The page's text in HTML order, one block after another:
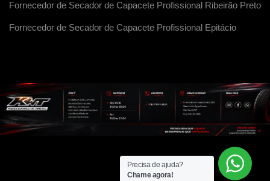
Fornecedor de Secador de Capacete Profissional Ribeirão Preto
Fornecedor de Secador de Capacete Profissional Epitácio
Precisa de ajuda?
Chame agora!